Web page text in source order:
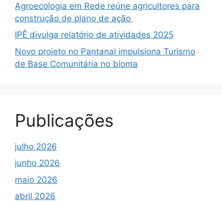
Agroecologia em Rede reúne agricultores para
construção de plano de ação
IPÊ divulga relatório de atividades 2025
Novo projeto no Pantanal impulsiona Turismo
de Base Comunitária no bioma
Publicações
julho 2026
junho 2026
maio 2026
abril 2026